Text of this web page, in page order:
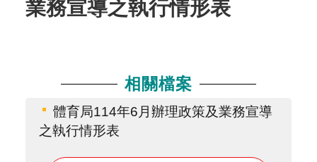
業務宣導之執行情形表
相關檔案
體育局114年6月辦理政策及業務宣導
之執行情形表